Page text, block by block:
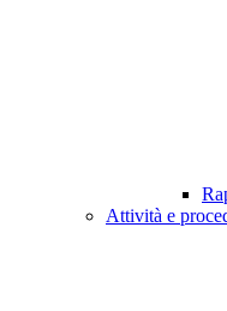
Attività e